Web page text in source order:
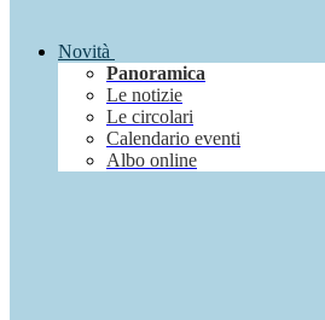
Novità
Panoramica
Le notizie
Le circolari
Calendario eventi
Albo online